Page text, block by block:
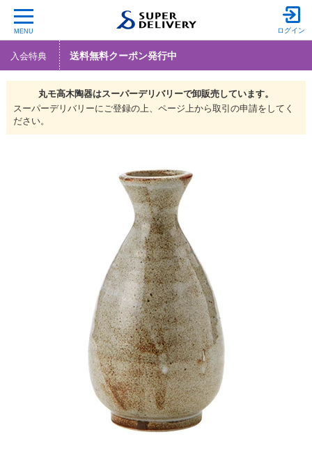
MENU ログイン
入会特典 送料無料クーポン発行中
丸モ高木陶器はスーパーデリバリーで卸販売しています。
スーパーデリバリーにご登録の上、ページ上から取引の申請をしてく
ださい。